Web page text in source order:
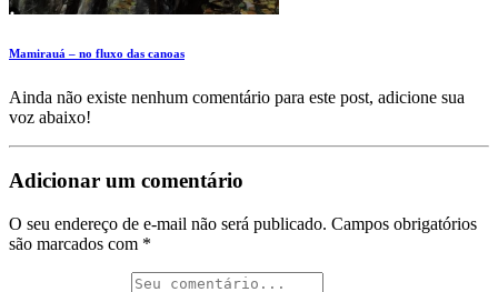
Mamirauá – no fluxo das canoas
Ainda não existe nenhum comentário para este post, adicione sua
voz abaixo!
Adicionar um comentário
O seu endereço de e-mail não será publicado. Campos obrigatórios
são marcados com *